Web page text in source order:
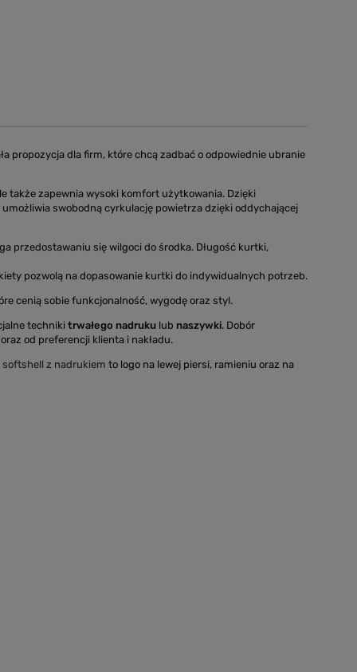
propozycja dla firm, które chcą zadbać o odpowiednie ubranie
także zapewnia wysoki komfort użytkowania. Dzięki
swobodną cyrkulację powietrza dzięki oddychającej
przedostawaniu się wilgoci do środka. Długość kurtki,
pozwolą na dopasowanie kurtki do indywidualnych potrzeb.
cenią sobie funkcjonalność, wygodę oraz styl.
techniki trwałego nadruku lub naszywki. Dobór
od preferencji klienta i nakładu.
z nadrukiem to logo na lewej piersi, ramieniu oraz na